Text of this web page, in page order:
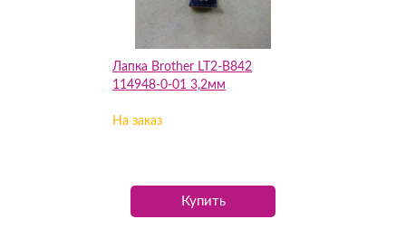
Лапка Brother LT2-B842
114948-0-01 3,2мм
На заказ
Купить